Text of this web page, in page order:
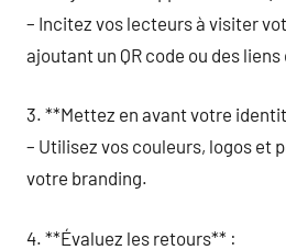
– Incitez vos lecteurs à visiter
ajoutant un QR code ou des
3. **Mettez en avant votre
– Utilisez vos couleurs, logos et
votre branding.
4. **Évaluez les retours** :